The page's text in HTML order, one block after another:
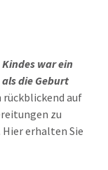
war ein
die Geburt
auf
zu
erhalten Sie